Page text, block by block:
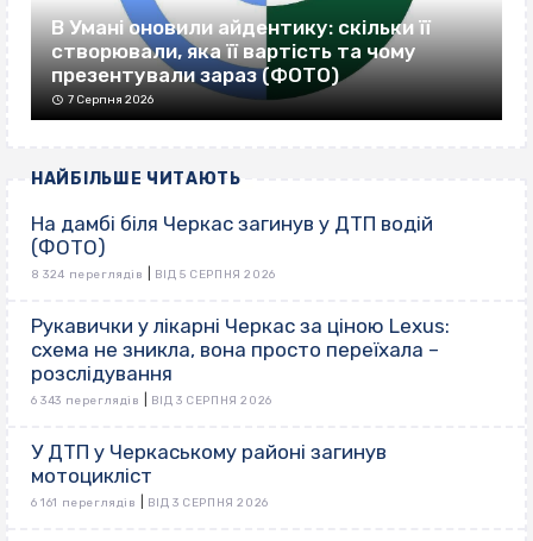
В Умані оновили айдентику: скільки її
створювали, яка її вартість та чому
презентували зараз (ФОТО)
7 Серпня 2026
НАЙБІЛЬШЕ ЧИТАЮТЬ
На дамбі біля Черкас загинув у ДТП водій
(ФОТО)
8 324 переглядів ВІД 5 СЕРПНЯ 2026
Рукавички у лікарні Черкас за ціною Lexus:
схема не зникла, вона просто переїхала –
розслідування
6 343 переглядів ВІД 3 СЕРПНЯ 2026
У ДТП у Черкаському районі загинув
мотоцикліст
6 161 переглядів ВІД 3 СЕРПНЯ 2026